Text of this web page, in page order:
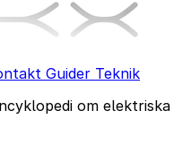
Guider Teknik
om elektriska